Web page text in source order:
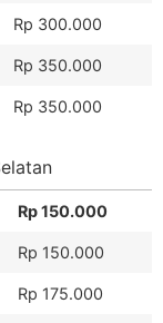
Rp 300.000
Rp 350.000
Rp 350.000
Rp 150.000
Rp 150.000
Rp 175.000